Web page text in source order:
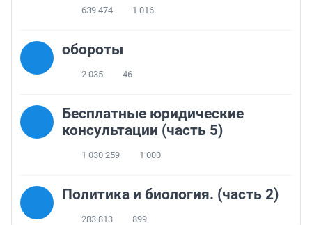
639 474 1 016
обороты
2 035 46
Бесплатные юридические
консультации (часть 5)
1 030 259 1 000
Политика и биология. (часть 2)
283 813 899